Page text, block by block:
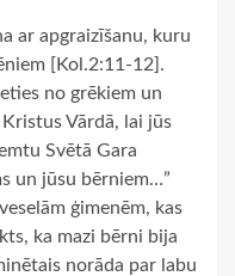
ar apgraizīšanu, kuru
[Kol.2:11-12].
no grēkiem un
Vārdā, lai jūs
Svētā Gara
un jūsu bērniem…”
ģimenēm, kas
ka mazi bērni bija
norāda par labu